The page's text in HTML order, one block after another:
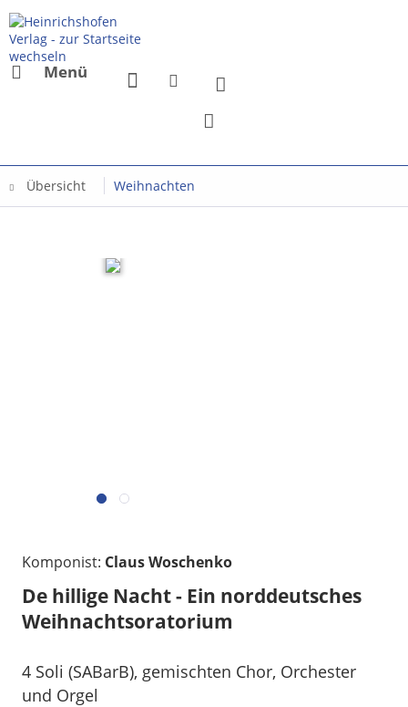
Menü
Übersicht Weihnachten
Komponist: Claus Woschenko
De hillige Nacht - Ein norddeutsches
Weihnachtsoratorium
4 Soli (SABarB), gemischten Chor, Orchester
und Orgel